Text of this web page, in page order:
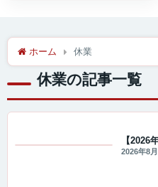
ホーム 休業
休業の記事一覧
【2026
2026年8